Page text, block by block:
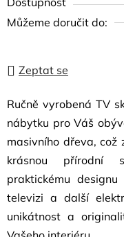
Ručně vyrobená TV
nábytku pro Váš
masivního dřeva, což
krásnou přírodní
praktickému
televizi a další
unikátnost a
Můžeme doručit do:
Zeptat se